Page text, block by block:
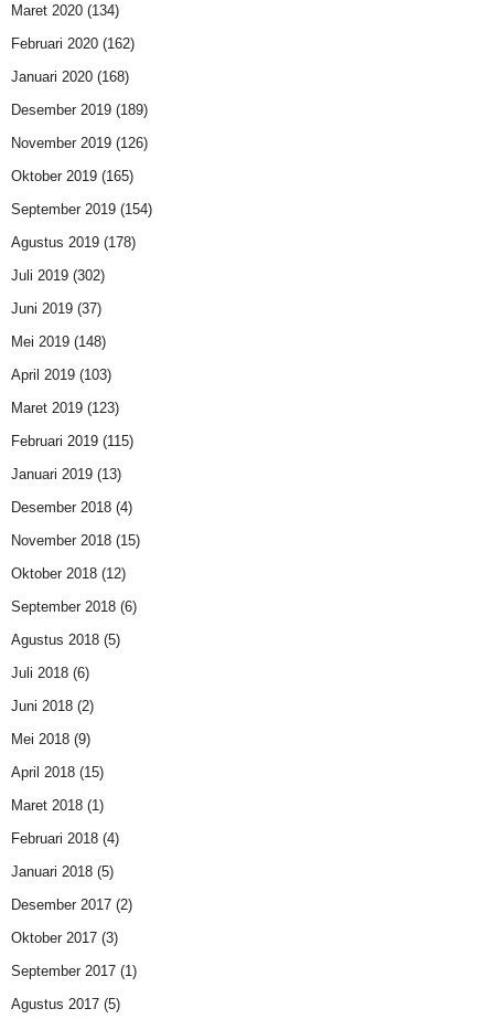
Maret 2020 (134)
Februari 2020 (162)
Januari 2020 (168)
Desember 2019 (189)
November 2019 (126)
Oktober 2019 (165)
September 2019 (154)
Agustus 2019 (178)
Juli 2019 (302)
Juni 2019 (37)
Mei 2019 (148)
April 2019 (103)
Maret 2019 (123)
Februari 2019 (115)
Januari 2019 (13)
Desember 2018 (4)
November 2018 (15)
Oktober 2018 (12)
September 2018 (6)
Agustus 2018 (5)
Juli 2018 (6)
Juni 2018 (2)
Mei 2018 (9)
April 2018 (15)
Maret 2018 (1)
Februari 2018 (4)
Januari 2018 (5)
Desember 2017 (2)
Oktober 2017 (3)
September 2017 (1)
Agustus 2017 (5)